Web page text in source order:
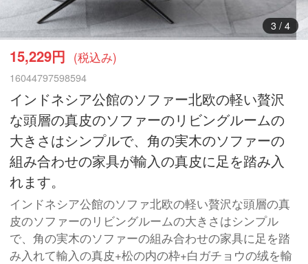
3/ 4
15,229円 (税込み)
16044797598594
インドネシア公館のソファー北欧の軽い贅沢
な頭層の真皮のソファーのリビングルームの
大きさはシンプルで、角の実木のソファーの
組み合わせの家具が輸入の真皮に足を踏み入
れます。
インドネシア公館のソファ北欧の軽い贅沢な頭層の真
皮のソファーのリビングルームの大きさはシンプル
で、角の実木のソファーの組み合わせの家具に足を踏
み入れて輸入の真皮+松の内の枠+白ガチョウの绒を輸